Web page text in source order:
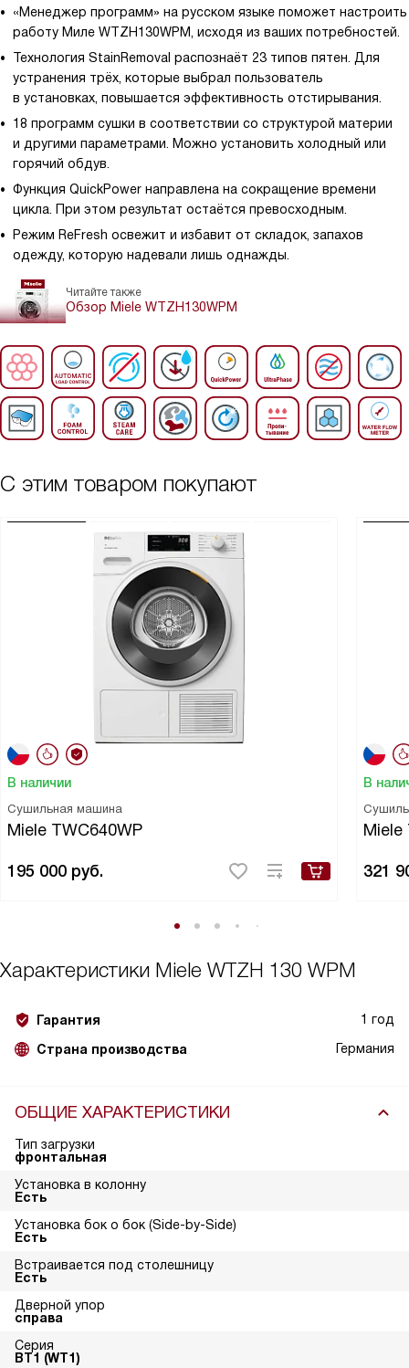
«Менеджер программ» на русском языке поможет настроить
работу Миле WTZH130WPM, исходя из ваших потребностей.
Технология StainRemoval распознаёт 23 типов пятен. Для
устранения трёх, которые выбрал пользователь
в установках, повышается эффективность отстирывания.
18 программ сушки в соответствии со структурой материи
и другими параметрами. Можно установить холодный или
горячий обдув.
Функция QuickPower направлена на сокращение времени
цикла. При этом результат остаётся превосходным.
Режим ReFresh освежит и избавит от складок, запахов
одежду, которую надевали лишь однажды.
Читайте также
Обзор Miele WTZH130WPM
С этим товаром покупают
В наличии
Сушильная машина
Miele TWC640WP
195 000 руб.
В
Miele
321
Характеристики Miele WTZH 130 WPM
Гарантия 1 год
Страна производства Германия
ОБЩИЕ ХАРАКТЕРИСТИКИ
Тип загрузки
фронтальная
Установка в колонну
Есть
Установка бок о бок (Side-by-Side)
Есть
Встраивается под столешницу
Есть
Дверной упор
справа
Серия
ВТ1 (WT1)